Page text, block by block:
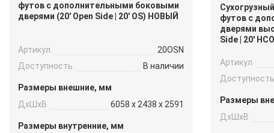
футов с дополнительными боковыми
дверями (20′ Open Side | 20′ OS) НОВЫЙ
Артикул
20OSN
Доступность
В наличии
Размеры внешние, мм
ДxШxВ
6058 x 2438 x 2591
Размеры внутренние, мм
футов с
дверями
Side | 20′
Артикул
Доступность
Размеры
ДxШxВ